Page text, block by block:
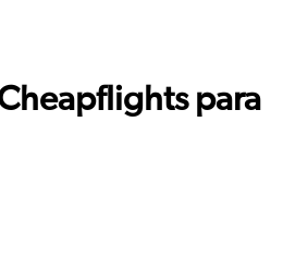
para